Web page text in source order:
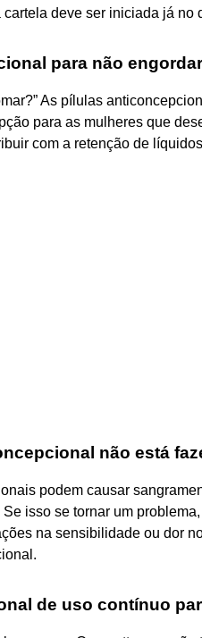
deve ser iniciada já no
para não
As pílulas
para as mulheres que
com a retenção de
não está
podem causar
isso se tornar um
na sensibilidade ou dor
de uso contínuo